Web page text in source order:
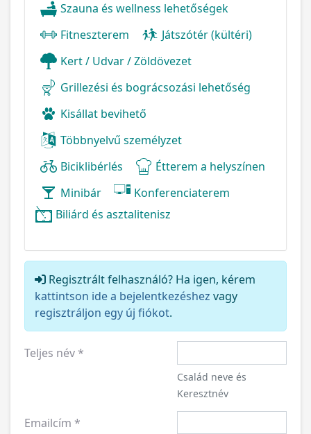
Szauna és wellness lehetőségek
Fitneszterem
Játszótér (kültéri)
Kert / Udvar / Zöldövezet
Grillezési és bográcsozási lehetőség
Kisállat bevihető
Többnyelvű személyzet
Biciklibérlés
Étterem a helyszínen
Minibár
Konferenciaterem
Biliárd és asztalitenisz
Regisztrált felhasználó? Ha igen, kérem
kattintson ide a bejelentkezéshez vagy
regisztráljon egy új fiókot.
Teljes név*
Család neve és
Keresztnév
Emailcím *